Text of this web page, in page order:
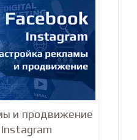
и продвижение